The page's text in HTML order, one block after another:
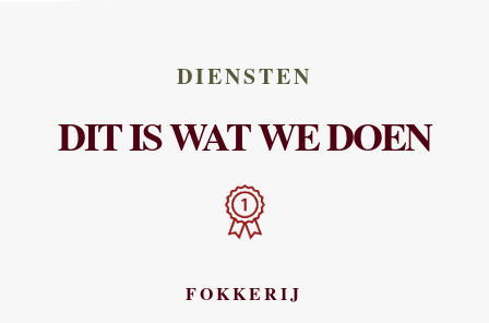
DIENSTEN
DIT IS WAT WE DOEN
FOKKERIJ